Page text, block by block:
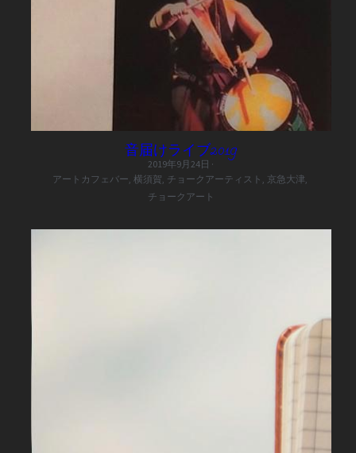
音届けライブ2019
2019年9月24日 ·
アートカフェバー, 横須賀, チョークアーティスト, 京急大津,
チョークアート